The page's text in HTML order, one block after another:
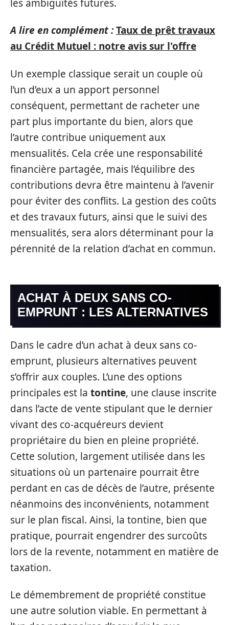
les ambiguïtés futures.
A lire en complément :Taux de prêt travaux
au Crédit Mutuel : notre avis sur l'offre
Un exemple classique serait un couple où
l’un d’eux a un apport personnel
conséquent, permettant de racheter une
part plus importante du bien, alors que
l’autre contribue uniquement aux
mensualités. Cela crée une responsabilité
financière partagée, mais l’équilibre des
contributions devra être maintenu à l’avenir
pour éviter des conflits. La gestion des coûts
et des travaux futurs, ainsi que le suivi des
mensualités, sera alors déterminant pour la
pérennité de la relation d’achat en commun.
ACHAT À DEUX SANS CO-
EMPRUNT : LES ALTERNATIVES
Dans le cadre d’un achat à deux sans co-
emprunt, plusieurs alternatives peuvent
s’offrir aux couples. L’une des options
principales est la tontine, une clause inscrite
dans l’acte de vente stipulant que le dernier
vivant des co-acquéreurs devient
propriétaire du bien en pleine propriété.
Cette solution, largement utilisée dans les
situations où un partenaire pourrait être
perdant en cas de décès de l’autre, présente
néanmoins des inconvénients, notamment
sur le plan fiscal. Ainsi, la tontine, bien que
pratique, pourrait engendrer des surcoûts
lors de la revente, notamment en matière de
taxation.
Le démembrement de propriété constitue
une autre solution viable. En permettant à